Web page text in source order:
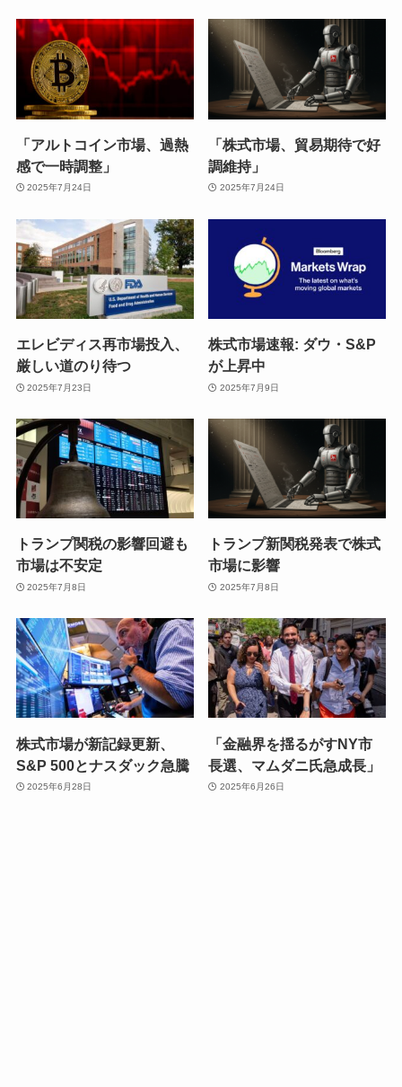
「アルトコイン市場、過熱
感で一時調整」
2025年7月24日
「株式市場、貿易期待で好
調維持」
2025年7月24日
エレビディス再市場投入、
厳しい道のり待つ
2025年7月23日
株式市場速報: ダウ・S&P
が上昇中
2025年7月9日
トランプ関税の影響回避も
市場は不安定
2025年7月8日
トランプ新関税発表で株式
市場に影響
2025年7月8日
株式市場が新記録更新、
S&P 500とナスダック急騰
2025年6月28日
「金融界を揺るがすNY市
長選、マムダニ氏急成長」
2025年6月26日